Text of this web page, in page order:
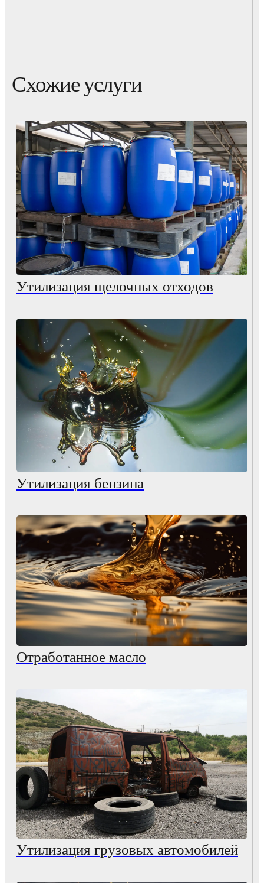
Схожие услуги
Утилизация щелочных отходов
Утилизация бензина
Отработанное масло
Утилизация грузовых автомобилей